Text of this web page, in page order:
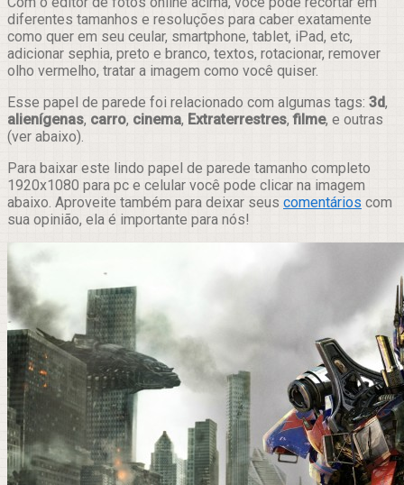
diferentes tamanhos e resoluções para caber exatamente
como quer em seu ceular, smartphone, tablet, iPad, etc,
adicionar sephia, preto e branco, textos, rotacionar, remover
olho vermelho, tratar a imagem como você quiser.
Esse papel de parede foi relacionado com algumas tags: 3d,
alienígenas, carro, cinema, Extraterrestres,filme, e outras
(ver abaixo).
Para baixar este lindo papel de parede tamanho completo
1920x1080 para pc e celular você pode clicar na imagem
abaixo. Aproveite também para deixar seus comentários com
sua opinião, ela é importante para nós!